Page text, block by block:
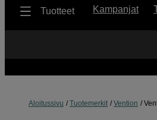
Tuotteet Kampanjat
Aloitussivu Tuotemerkit Vention